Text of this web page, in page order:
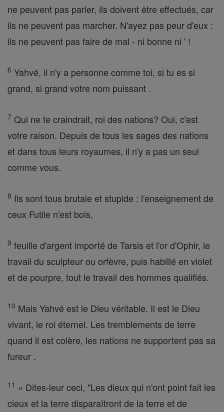
ne peuvent pas parler, ils doivent être effectués, car
ils ne peuvent pas marcher. N'ayez pas peur d'eux :
ils ne peuvent pas faire de mal - ni bonne ni ' !
6 Yahvé, il n'y a personne comme toi, si tu es si
grand, si grand votre nom puissant .
7 Qui ne te craindrait, roi des nations? Oui, c'est
votre raison. Depuis de tous les sages des nations
et dans tous leurs royaumes, il n'y a pas un seul
comme vous.
8 Ils sont tous brutale et stupide : l'enseignement de
ceux Futile n'est bois,
9 feuille d'argent importé de Tarsis et l'or d'Ophir, le
travail du sculpteur ou orfèvre, puis habillé en violet
et de pourpre, tout le travail des hommes qualifiés.
10 Mais Yahvé est le Dieu véritable. Il est le Dieu
vivant, le roi éternel. Les tremblements de terre
quand il est colère, les nations ne supportent pas sa
fureur .
11 « Dites-leur ceci, "Les dieux qui n'ont point fait les
cieux et la terre disparaîtront de la terre et de